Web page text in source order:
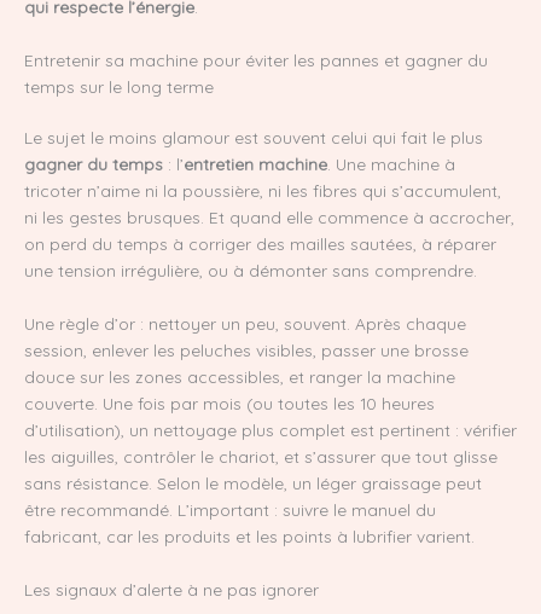
qui respecte l’énergie
Entretenir sa machine pour éviter les pannes et gagner du
temps sur le long terme
Le sujet le moins glamour est souvent celui qui fait le plus
gagner du temps : l’entretien machine . Une machine à
tricoter n’aime ni la poussière, ni les fibres qui s’accumulent,
ni les gestes brusques. Et quand elle commence à accrocher,
on perd du temps à corriger des mailles sautées, à réparer
une tension irrégulière, ou à démonter sans comprendre.
Une règle d’or : nettoyer un peu, souvent. Après chaque
session, enlever les peluches visibles, passer une brosse
douce sur les zones accessibles, et ranger la machine
couverte. Une fois par mois (ou toutes les 10 heures
d’utilisation), un nettoyage plus complet est pertinent : vérifier
les aiguilles, contrôler le chariot, et s’assurer que tout glisse
sans résistance. Selon le modèle, un léger graissage peut
être recommandé. L’important : suivre le manuel du
fabricant, car les produits et les points à lubrifier varient.
Les signaux d’alerte à ne pas ignorer